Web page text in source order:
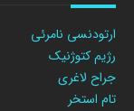
ارتودنسی نامرئی
رژیم کتوژنیک
جراح لاغری
تام استخر